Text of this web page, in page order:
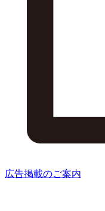
広告掲載のご案内